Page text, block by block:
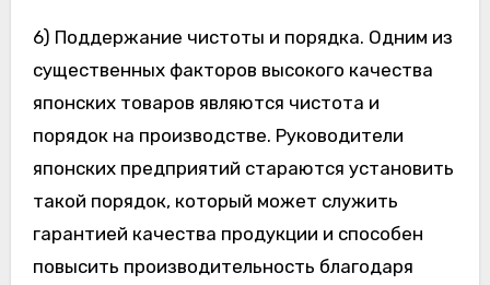
6) Поддержание чистоты и порядка. Одним из
существенных факторов высокого качества
японских товаров являются чистота и
порядок на производстве. Руководители
японских предприятий стараются установить
такой порядок, который может служить
гарантией качества продукции и способен
повысить производительность благодаря